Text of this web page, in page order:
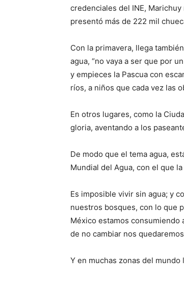
credenciales del INE,
presentó más de 222 mil
Con la primavera, llega
agua, “no vaya a ser que por
y empieces la Pascua con
ríos, a niños que cada vez las
En otros lugares, como la
gloria, aventando a los
De modo que el tema agua,
Mundial del Agua, con el que
Es imposible vivir sin agua; y
nuestros bosques, con lo que
México estamos consumiendo
de no cambiar nos
Y en muchas zonas del